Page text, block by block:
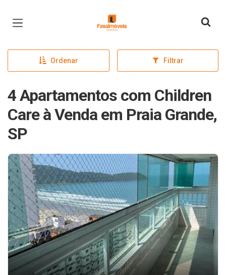
Página inicial
Ordenar Filtrar
4 Apartamentos com Children
Care à Venda em Praia Grande,
SP